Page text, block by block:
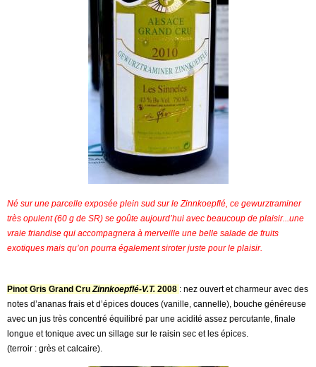
Né sur une parcelle exposée plein sud sur le Zinnkoepflé, ce gewurztraminer
très opulent (60 g de SR) se goûte aujourd’hui avec beaucoup de plaisir...une
vraie friandise qui accompagnera à merveille une belle salade de fruits
exotiques mais qu’on pourra également siroter juste pour le plaisir.
Pinot Gris Grand Cru Zinnkoepflé-V.T. 2008 : nez ouvert et charmeur avec des
notes d’ananas frais et d’épices douces (vanille, cannelle), bouche généreuse
avec un jus très concentré équilibré par une acidité assez percutante, finale
longue et tonique avec un sillage sur le raisin sec et les épices.
(terroir : grès et calcaire).